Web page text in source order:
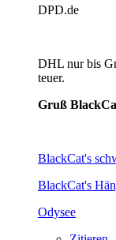
DPD.de
DHL nur bis
teuer.
Gruß
BlackCat's
BlackCat's
Odysee